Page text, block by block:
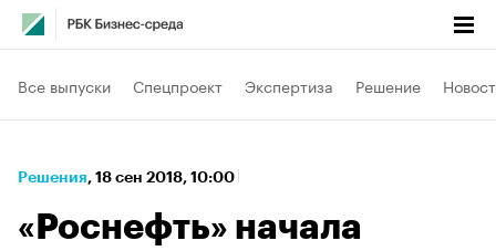
Все выпуски Спецпроект Экспертиза Решение
Решения⁠, 18 сен 2018, 10:00
«Роснефть» начала